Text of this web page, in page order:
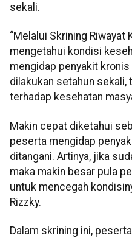
sekali.
“Melalui Skrining
mengetahui kondisi
mengidap penyakit
dilakukan setahun sekali,
terhadap kesehatan
Makin cepat diketahui
peserta mengidap
ditangani. Artinya, jika
maka makin besar pula
untuk mencegah
Rizzky.
Dalam skrining ini,